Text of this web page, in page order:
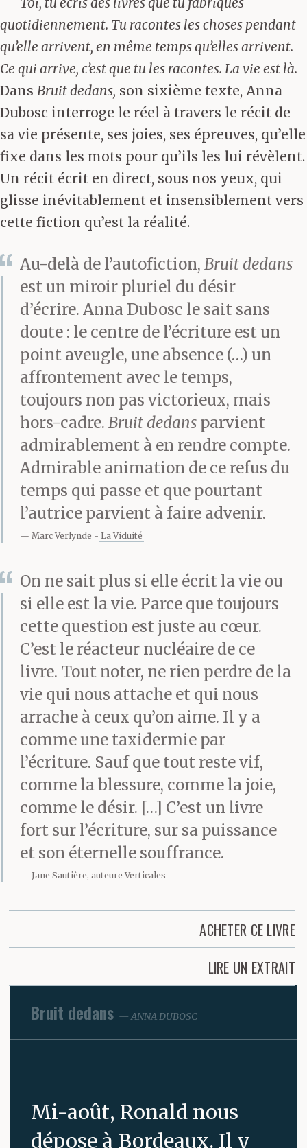
quotidiennement. Tu racontes les choses pendant
qu’elle arrivent, en même temps qu’elles arrivent.
Ce qui arrive, c’est que tu les racontes. La vie est là.
Dans Bruit dedans, son sixième texte, Anna
Dubosc interroge le réel à travers le récit de
sa vie présente, ses joies, ses épreuves, qu’elle
fixe dans les mots pour qu’ils les lui révèlent.
Un récit écrit en direct, sous nos yeux, qui
glisse inévitablement et insensiblement vers
cette fiction qu’est la réalité.
Au-delà de l’autofiction, Bruit dedans
est un miroir pluriel du désir
d’écrire. Anna Dubosc le sait sans
doute : le centre de l’écriture est un
point aveugle, une absence (…) un
affrontement avec le temps,
toujours non pas victorieux, mais
hors-cadre. Bruit dedans parvient
admirablement à en rendre compte.
Admirable animation de ce refus du
temps qui passe et que pourtant
l’autrice parvient à faire advenir.
Marc Verlynde La Viduité
On ne sait plus si elle écrit la vie ou
si elle est la vie. Parce que toujours
cette question est juste au cœur.
C’est le réacteur nucléaire de ce
livre. Tout noter, ne rien perdre de la
vie qui nous attache et qui nous
arrache à ceux qu’on aime. Il y a
comme une taxidermie par
l’écriture. Sauf que tout reste vif,
comme la blessure, comme la joie,
comme le désir. […] C’est un livre
fort sur l’écriture, sur sa puissance
et son éternelle souffrance.
Jane Sautière, auteure Verticales
ACHETER CE LIVRE
LIRE UN EXTRAIT
Bruit dedans ANNA DUBOSC
Mi-août, Ronald nous
dépose à Bordeaux. Il y